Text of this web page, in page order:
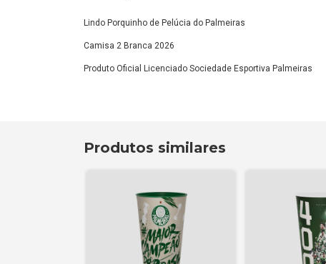
Lindo Porquinho de Pelúcia do Palmeiras
Camisa 2 Branca 2026
Produto Oficial Licenciado Sociedade Esportiva Palmeiras
Produtos similares